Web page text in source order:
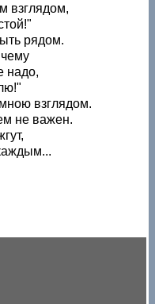
взглядом,
рядом.
надо,
взглядом.
не важен.